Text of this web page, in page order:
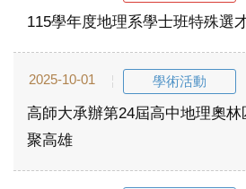
115學年度地理系學士班特殊選
2025-10-01 學術活動
高師大承辦第24屆高中地理奧
聚高雄